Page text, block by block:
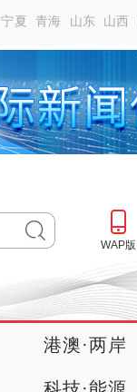
宁夏 青海 山东 山西
WAP版
港澳·两岸